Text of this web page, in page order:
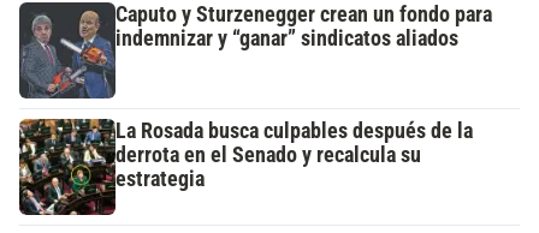
Caputo y Sturzenegger crean un fondo para
indemnizar y “ganar” sindicatos aliados
La Rosada busca culpables después de la
derrota en el Senado y recalcula su
estrategia